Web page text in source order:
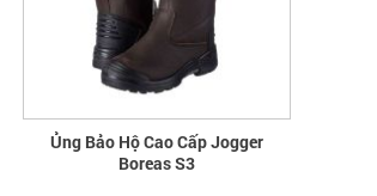
Ủng Bảo Hộ Cao Cấp Jogger
Boreas S3